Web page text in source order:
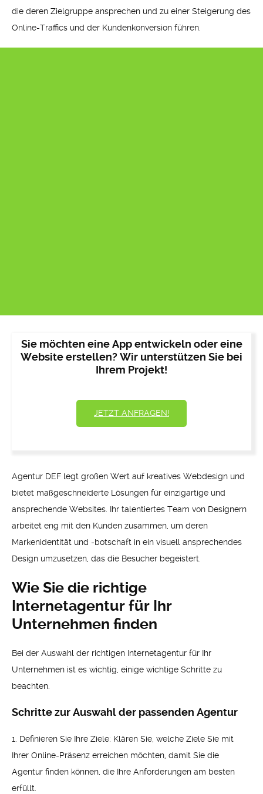
die deren Zielgruppe ansprechen und zu einer Steigerung des
Online-Traffics und der Kundenkonversion führen.
Sie möchten eine App entwickeln oder eine
Website erstellen? Wir unterstützen Sie bei
Ihrem Projekt!
JETZT ANFRAGEN!
Agentur DEF legt großen Wert auf kreatives Webdesign und
bietet maßgeschneiderte Lösungen für einzigartige und
ansprechende Websites. Ihr talentiertes Team von Designern
arbeitet eng mit den Kunden zusammen, um deren
Markenidentität und -botschaft in ein visuell ansprechendes
Design umzusetzen, das die Besucher begeistert.
Wie Sie die richtige
Internetagentur für Ihr
Unternehmen finden
Bei der Auswahl der richtigen Internetagentur für Ihr
Unternehmen ist es wichtig, einige wichtige Schritte zu
beachten.
Schritte zur Auswahl der passenden Agentur
1. Definieren Sie Ihre Ziele: Klären Sie, welche Ziele Sie mit
Ihrer Online-Präsenz erreichen möchten, damit Sie die
Agentur finden können, die Ihre Anforderungen am besten
erfüllt.